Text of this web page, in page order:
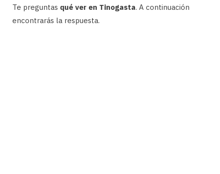
Te preguntas qué ver en Tinogasta. A continuación
encontrarás la respuesta.